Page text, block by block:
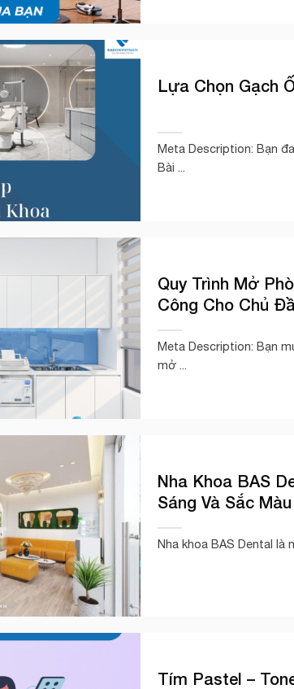
Lựa Chọn Gạch
Meta Description: Bạn
Bài ...
Quy Trình Mở
Công Cho Chủ
Meta Description: Bạn
mở ...
Nha Khoa BAS
Sáng Và Sắc Màu
Nha khoa BAS Dental là
Tím Pastel –